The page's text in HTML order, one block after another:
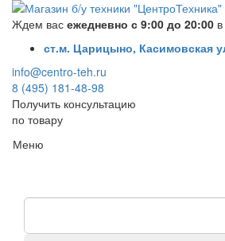
Ждем вас ежедневно с 9:00 до 20:00
ст.м. Царицыно, Касимовская
info@centro-teh.ru
8 (495) 181-48-98
Получить консультацию
по товару
Меню